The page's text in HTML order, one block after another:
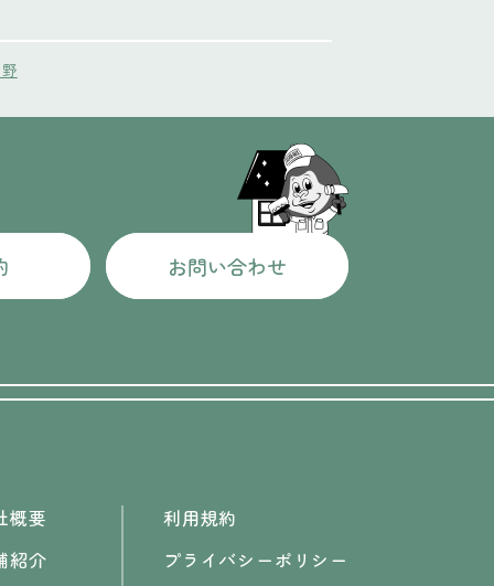
お問い合わせ
概要
紹介
利用規約
プライバシーポリシー